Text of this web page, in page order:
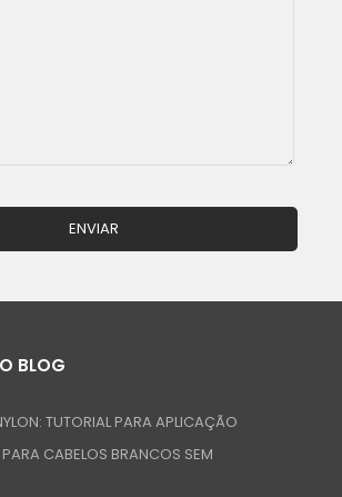
BLOG
TUTORIAL PARA APLICAÇÃO
PARA CABELOS BRANCOS SEM